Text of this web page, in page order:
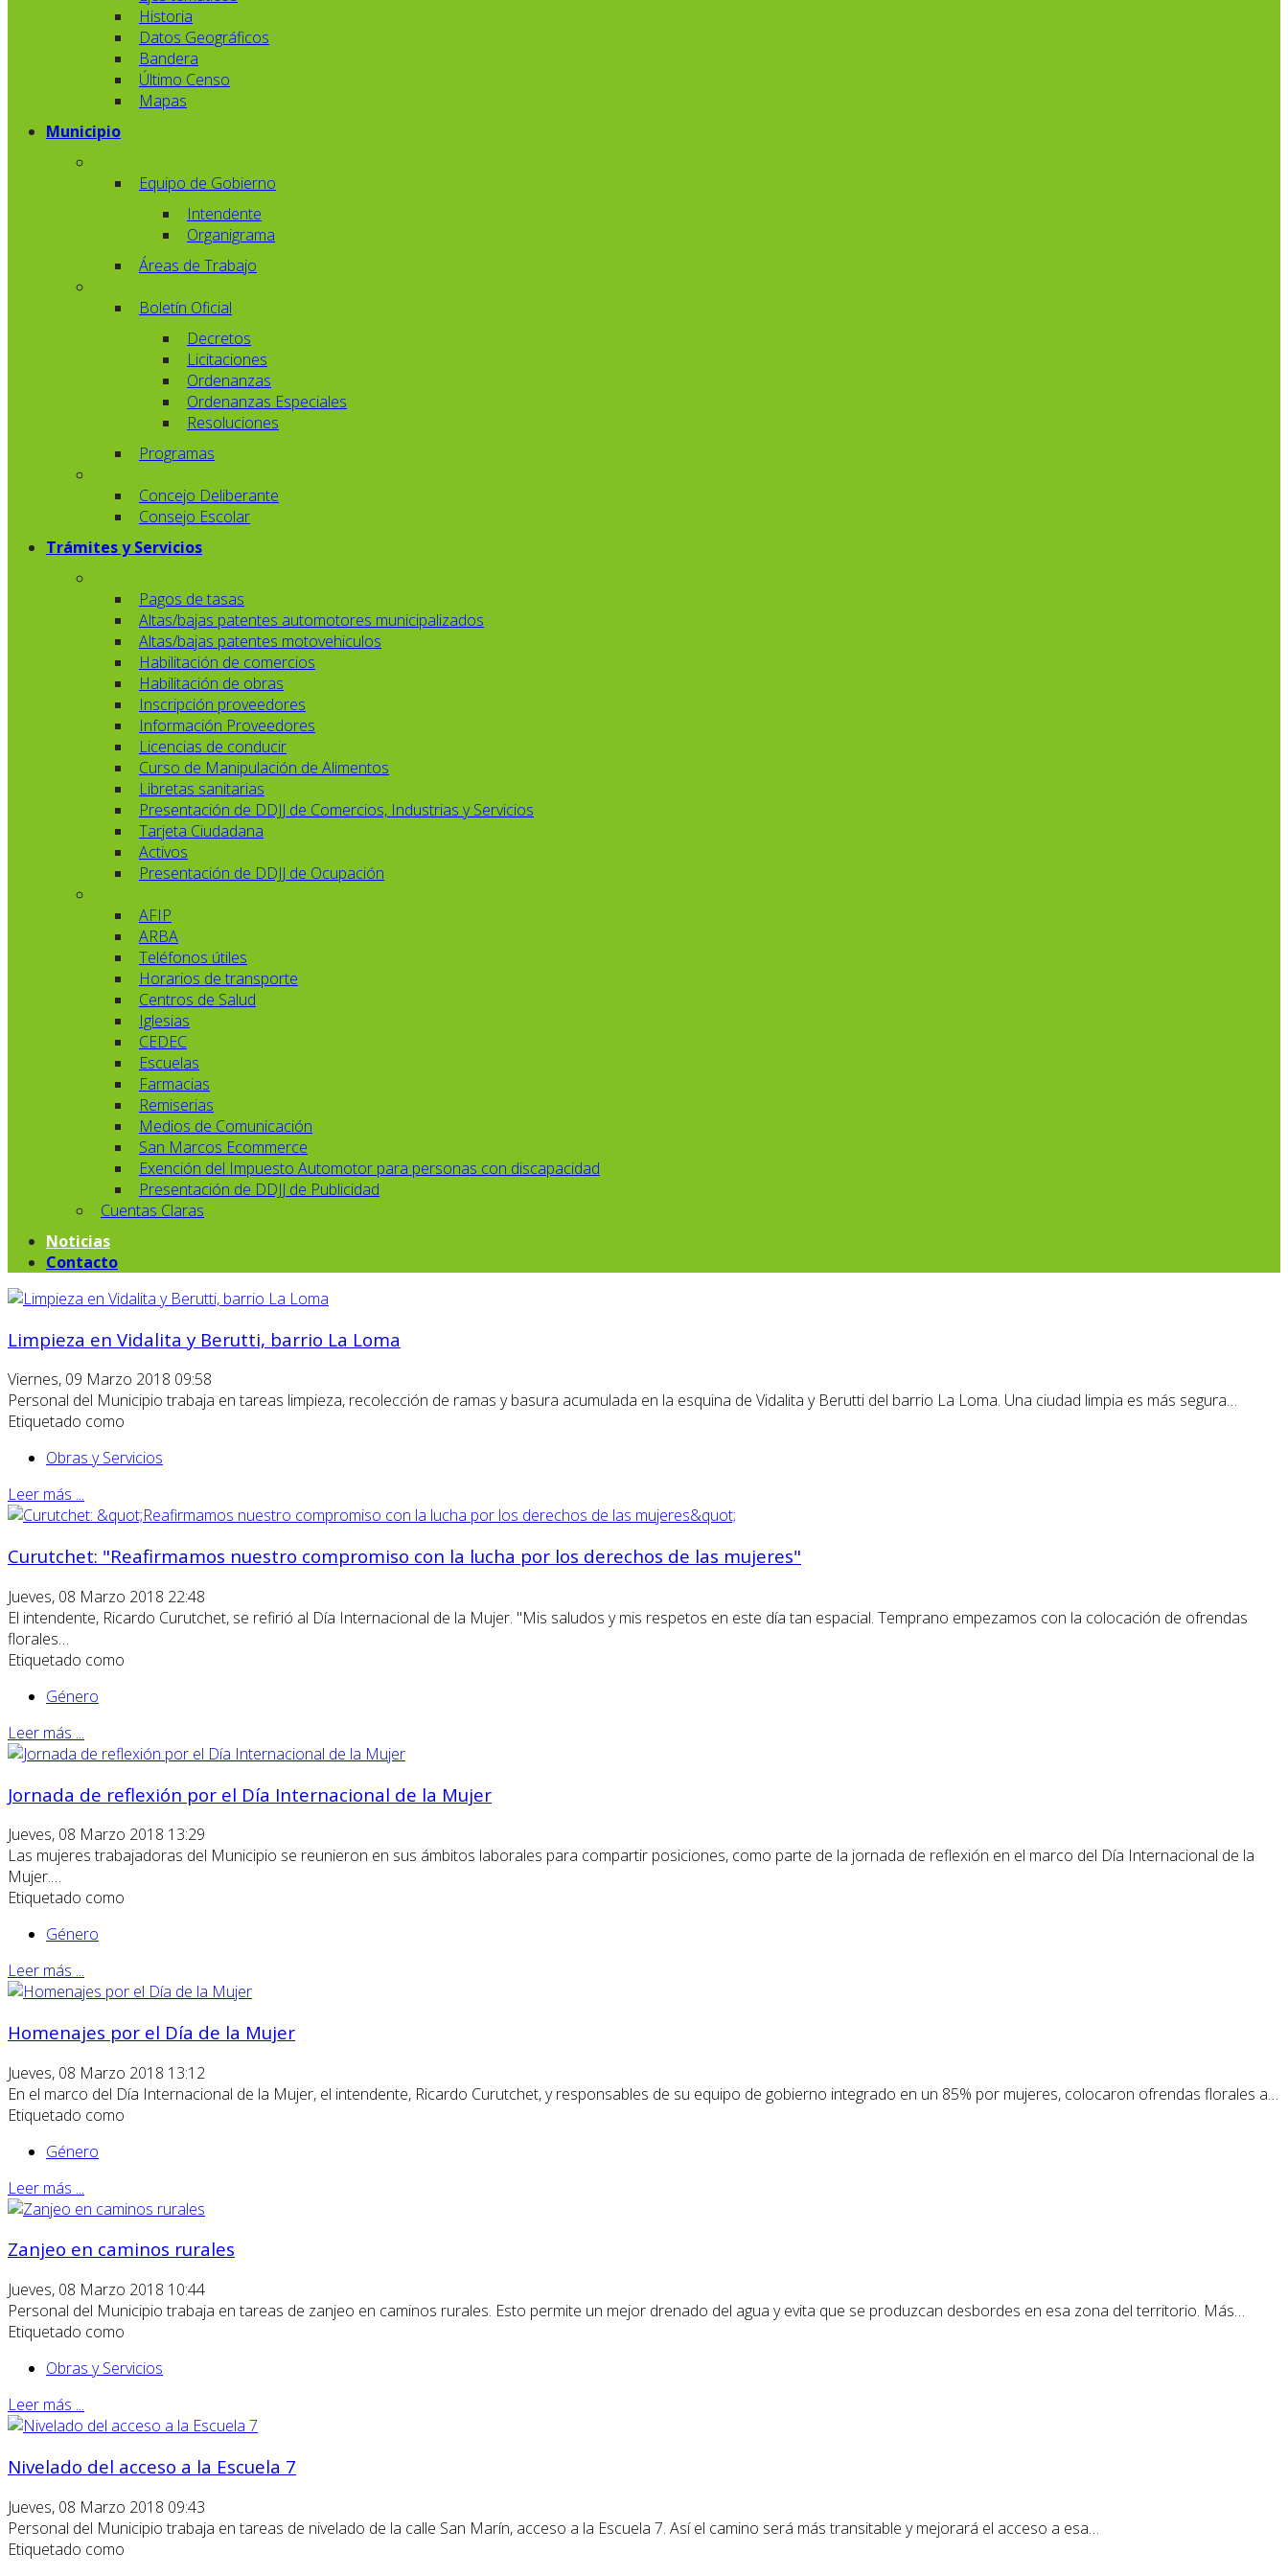
Historia
Datos Geográficos
Bandera
Último Censo
Mapas
Municipio
Equipo de Gobierno
Intendente
Organigrama
Áreas de Trabajo
Boletín Oficial
Decretos
Licitaciones
Ordenanzas
Ordenanzas Especiales
Resoluciones
Programas
Concejo Deliberante
Consejo Escolar
Trámites y Servicios
Pagos de tasas
Altas/bajas patentes automotores municipalizados
Altas/bajas patentes motovehiculos
Habilitación de comercios
Habilitación de obras
Inscripción proveedores
Información Proveedores
Licencias de conducir
Curso de Manipulación de Alimentos
Libretas sanitarias
Presentación de DDJJ de Comercios, Industrias y Servicios
Tarjeta Ciudadana
Activos
Presentación de DDJJ de Ocupación
AFIP
ARBA
Teléfonos útiles
Horarios de transporte
Centros de Salud
Iglesias
CEDEC
Escuelas
Farmacias
Remiserias
Medios de Comunicación
San Marcos Ecommerce
Exención del Impuesto Automotor para personas con discapacidad
Presentación de DDJJ de Publicidad
Cuentas Claras
Noticias
Contacto
Limpieza en Vidalita y Berutti, barrio La Loma
Viernes, 09 Marzo 2018 09:58
Personal del Municipio trabaja en tareas limpieza, recolección de ramas y basura acumulada en la esquina de Vidalita y Berutti del barrio La Loma. Una ciudad limpia es más segura…
Etiquetado como
Obras y Servicios
Leer más ...
Curutchet: "Reafirmamos nuestro compromiso con la lucha por los derechos de las mujeres"
Jueves, 08 Marzo 2018 22:48
El intendente, Ricardo Curutchet, se refirió al Día Internacional de la Mujer. "Mis saludos y mis respetos en este día tan espacial. Temprano empezamos con la colocación de ofrendas
florales…
Etiquetado como
Género
Leer más ...
Jornada de reflexión por el Día Internacional de la Mujer
Jueves, 08 Marzo 2018 13:29
Las mujeres trabajadoras del Municipio se reunieron en sus ámbitos laborales para compartir posiciones, como parte de la jornada de reflexión en el marco del Día Internacional de la
Mujer.…
Etiquetado como
Género
Leer más ...
Homenajes por el Día de la Mujer
Jueves, 08 Marzo 2018 13:12
En el marco del Día Internacional de la Mujer, el intendente, Ricardo Curutchet, y responsables de su equipo de gobierno integrado en un 85% por mujeres, colocaron ofrendas florales a…
Etiquetado como
Género
Leer más ...
Zanjeo en caminos rurales
Jueves, 08 Marzo 2018 10:44
Personal del Municipio trabaja en tareas de zanjeo en caminos rurales. Esto permite un mejor drenado del agua y evita que se produzcan desbordes en esa zona del territorio. Más…
Etiquetado como
Obras y Servicios
Leer más ...
Nivelado del acceso a la Escuela 7
Jueves, 08 Marzo 2018 09:43
Personal del Municipio trabaja en tareas de nivelado de la calle San Marín, acceso a la Escuela 7. Así el camino será más transitable y mejorará el acceso a esa…
Etiquetado como